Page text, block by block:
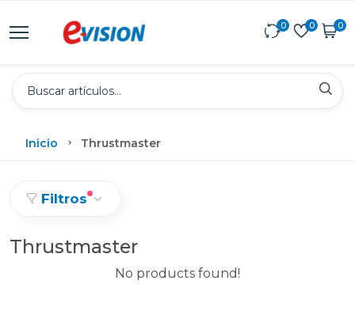
0 0 0
Inicio Thrustmaster
Filtros
Thrustmaster
No products found!